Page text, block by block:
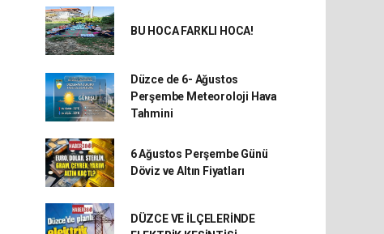
BU HOCA FARKLI HOCA!
Düzce de 6- Ağustos
Perşembe Meteoroloji Hava
Tahmini
6 Ağustos Perşembe Günü
Döviz ve Altın Fiyatları
DÜZCE VE İLÇELERİNDE